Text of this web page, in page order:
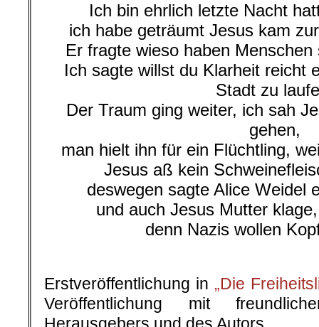
Ich bin ehrlich letzte Nacht
ich habe geträumt Jesus kam
Er fragte wieso haben
Ich sagte willst du Klarheit reicht
Stadt zu
Der Traum ging weiter, ich sah
gehen,
man hielt ihn für ein Flüchtling,
Jesus aß kein
deswegen sagte Alice Weidel
und auch Jesus Mutter
denn Nazis wollen
Erstveröffentlichung in „Die
Veröffentlichung mit